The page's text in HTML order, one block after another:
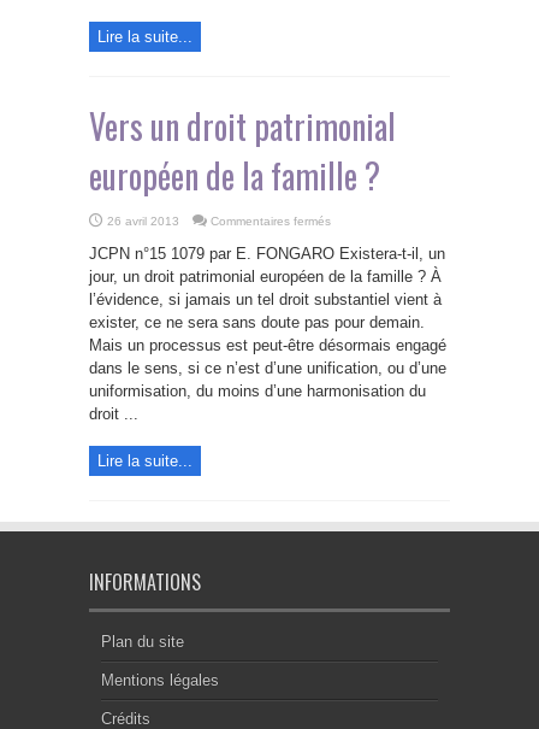
Lire la suite...
Vers un droit patrimonial
européen de la famille ?
26 avril 2013 Commentaires fermés
un
droit
patrimonial
européen
de
famille
?
JCPN n°15 1079 par E. FONGARO Existera-t-il, un
jour, un droit patrimonial européen de la famille ? À
l’évidence, si jamais un tel droit substantiel vient à
exister, ce ne sera sans doute pas pour demain.
Mais un processus est peut-être désormais engagé
dans le sens, si ce n’est d’une unification, ou d’une
uniformisation, du moins d’une harmonisation du
droit ...
Lire la suite...
INFORMATIONS
Plan du site
Mentions légales
Crédits